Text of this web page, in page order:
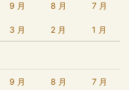
9 月 8 月 7 月
3 月 2 月 1 月
9 月 8 月 7 月